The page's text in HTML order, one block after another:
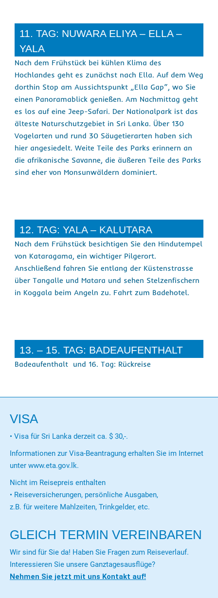
11. TAG: NUWARA ELIYA – ELLA –
YALA
Nach dem Frühstück bei kühlen Klima des
Hochlandes geht es zunächst nach Ella. Auf dem Weg
dorthin Stop am Aussichtspunkt „Ella Gap“, wo Sie
einen Panoramablick genießen. Am Nachmittag geht
es los auf eine Jeep-Safari. Der Nationalpark ist das
älteste Naturschutzgebiet in Sri Lanka. Über 130
Vogelarten und rund 30 Säugetierarten haben sich
hier angesiedelt. Weite Teile des Parks erinnern an
die afrikanische Savanne, die äußeren Teile des Parks
sind eher von Monsunwäldern dominiert.
12. TAG: YALA – KALUTARA
Nach dem Frühstück besichtigen Sie den Hindutempel
von Kataragama, ein wichtiger Pilgerort.
Anschließend fahren Sie entlang der Küstenstrasse
über Tangalle und Matara und sehen Stelzenfischern
in Koggala beim Angeln zu. Fahrt zum Badehotel.
13. – 15. TAG: BADEAUFENTHALT
Badeaufenthalt und 16. Tag: Rückreise
VISA
• Visa für Sri Lanka derzeit ca. $ 30,-.
Informationen zur Visa-Beantragung erhalten Sie im Internet
unter www.eta.gov.lk.
Nicht im Reisepreis enthalten
• Reiseversicherungen, persönliche Ausgaben,
z.B. für weitere Mahlzeiten, Trinkgelder, etc.
GLEICH TERMIN VEREINBAREN
Wir sind für Sie da! Haben Sie Fragen zum Reiseverlauf.
Interessieren Sie unsere Ganztagesausflüge?
Nehmen Sie jetzt mit uns Kontakt auf!